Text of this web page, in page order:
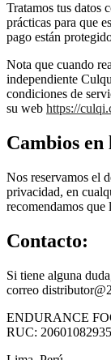
Tratamos tus datos
prácticas para que
pago están
Nota que cuando
independiente
condiciones de
su web https://
Cambios
Nos reservamos el
privacidad, en
recomendamos que
Contacto:
Si tiene alguna
correo
ENDURANCE
RUC: 20601082935